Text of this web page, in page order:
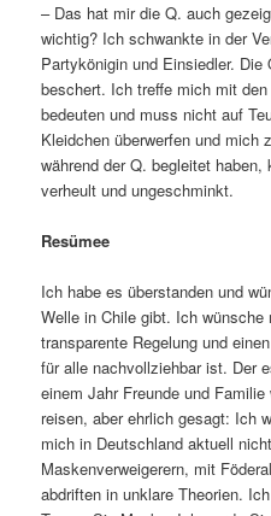
– Das hat mir die Q. auch
wichtig? Ich schwankte in der
Partykönigin und Einsiedler.
beschert. Ich treffe mich mit
bedeuten und muss nicht auf
Kleidchen überwerfen und mich
während der Q. begleitet
verheult und ungeschminkt.
Resümee
Ich habe es überstanden und
Welle in Chile gibt. Ich wünsche
transparente Regelung und
für alle nachvollziehbar ist. Der
einem Jahr Freunde und
reisen, aber ehrlich gesagt: Ich
mich in Deutschland aktuell
Maskenverweigerern, mit
abdriften in unklare Theorien.